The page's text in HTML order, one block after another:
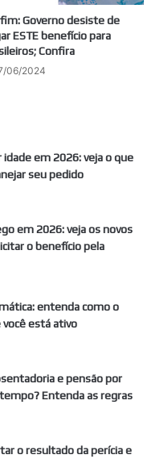
Governo desiste de
ESTE benefício para
Confira
06/2024
em 2026: veja o que
seu pedido
em 2026: veja os novos
o benefício pela
entenda como o
você está ativo
e pensão por
Entenda as regras
o resultado da perícia e